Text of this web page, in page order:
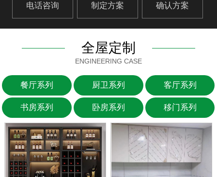
电话咨询 制定方案 确认方案
全屋定制
ENGINEERING CASE
餐厅系列 厨卫系列 客厅系列
书房系列 卧房系列 移门系列